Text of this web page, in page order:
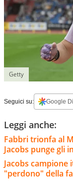
Getty
Seguici su: Google
Leggi anche:
Fabbri trionfa al
Jacobs punge gli
Jacobs campione
"perdono" della